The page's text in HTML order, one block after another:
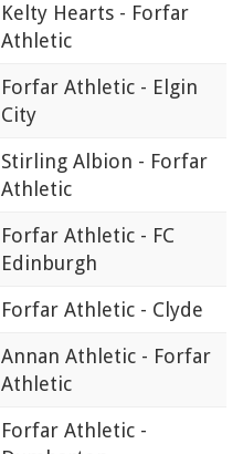
Kelty Hearts - Forfar
Athletic
Forfar Athletic - Elgin
City
Stirling Albion - Forfar
Athletic
Forfar Athletic - FC
Edinburgh
Forfar Athletic - Clyde
Annan Athletic - Forfar
Athletic
Forfar Athletic -